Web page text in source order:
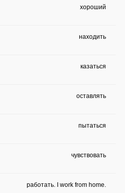
хороший
находить
казаться
оставлять
пытаться
чувствовать
работать. I work from home.